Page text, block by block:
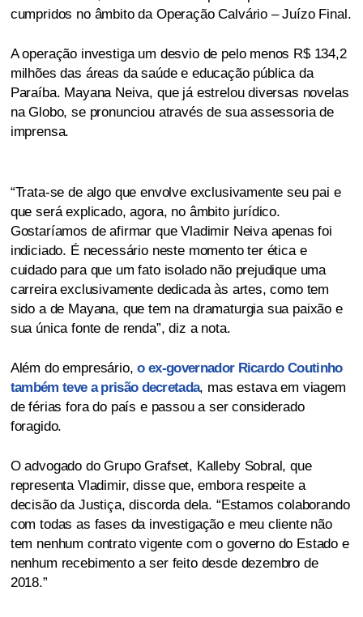
cumpridos no âmbito da Operação Calvário – Juízo Final.
A operação investiga um desvio de pelo menos R$ 134,2
milhões das áreas da saúde e educação pública da
Paraíba. Mayana Neiva, que já estrelou diversas novelas
na Globo, se pronunciou através de sua assessoria de
imprensa.
“Trata-se de algo que envolve exclusivamente seu pai e
que será explicado, agora, no âmbito jurídico.
Gostaríamos de afirmar que Vladimir Neiva apenas foi
indiciado. É necessário neste momento ter ética e
cuidado para que um fato isolado não prejudique uma
carreira exclusivamente dedicada às artes, como tem
sido a de Mayana, que tem na dramaturgia sua paixão e
sua única fonte de renda”, diz a nota.
Além do empresário,o ex-governador Ricardo Coutinho
também teve a prisão decretada, mas estava em viagem
de férias fora do país e passou a ser considerado
foragido.
O advogado do Grupo Grafset, Kalleby Sobral, que
representa Vladimir, disse que, embora respeite a
decisão da Justiça, discorda dela. “Estamos colaborando
com todas as fases da investigação e meu cliente não
tem nenhum contrato vigente com o governo do Estado e
nenhum recebimento a ser feito desde dezembro de
2018.”